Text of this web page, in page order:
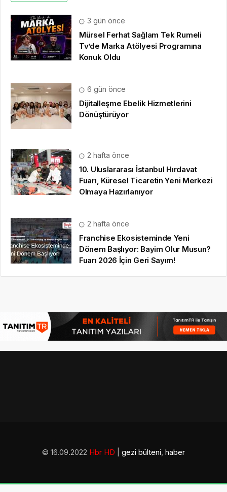
3 gün önce
Mürsel Ferhat Sağlam Tek Rumeli
Tv’de Marka Atölyesi Programına
Konuk Oldu
6 gün önce
Dijitalleşme Ebelik Hizmetlerini
Dönüştürüyor
2 hafta önce
10. Uluslararası İstanbul Hırdavat
Fuarı, Küresel Ticaretin Yeni Merkezi
Olmaya Hazırlanıyor
2 hafta önce
Franchise Ekosisteminde Yeni
Dönem Başlıyor: Bayim Olur Musun?
Fuarı 2026 İçin Geri Sayım!
© 16.09.2022 Hbr HD gezi bülteni, haber